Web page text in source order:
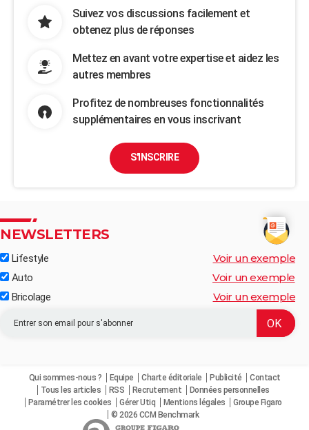
Suivez vos discussions facilement et
obtenez plus de réponses
Mettez en avant votre expertise et aidez les
autres membres
Profitez de nombreuses fonctionnalités
supplémentaires en vous inscrivant
S'INSCRIRE
NEWSLETTERS
Lifestyle Voir un exemple
Auto Voir un exemple
Bricolage Voir un exemple
Qui sommes-nous ? Equipe Charte éditoriale Publicité
Contact
Tous les articles
RSS Recrutement
Données personnelles
Paramétrer les cookies
Gérer Utiq Mentions légales
Groupe Figaro
© 2026 CCM Benchmark